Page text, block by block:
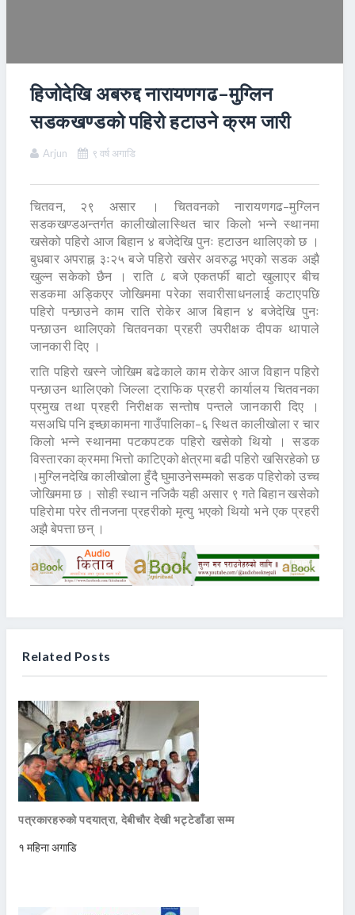
हिजोदेखि अबरुद्द नारायणगढ–मुग्लिन
सडकखण्डको पहिरो हटाउने क्रम जारी
Arjun ९ वर्ष अगाडि
चितवन, २९ असार । चितवनको नारायणगढ–मुग्लिन
सडकखण्डअन्तर्गत कालीखोलास्थित चार किलो भन्ने स्थानमा
खसेको पहिरो आज बिहान ४ बजेदेखि पुनः हटाउन थालिएको छ ।
बुधबार अपराह्न ३ः२५ बजे पहिरो खसेर अवरुद्ध भएको सडक अझै
खुल्न सकेको छैन । राति ८ बजे एकतर्फी बाटो खुलाएर बीच
सडकमा अड्किएर जोखिममा परेका सवारीसाधनलाई कटाएपछि
पहिरो पन्छाउने काम राति रोकेर आज बिहान ४ बजेदेखि पुनः
पन्छाउन थालिएको चितवनका प्रहरी उपरीक्षक दीपक थापाले
जानकारी दिए ।
राति पहिरो खस्ने जोखिम बढेकाले काम रोकेर आज विहान पहिरो
पन्छाउन थालिएको जिल्ला ट्राफिक प्रहरी कार्यालय चितवनका
प्रमुख तथा प्रहरी निरीक्षक सन्तोष पन्तले जानकारी दिए ।
यसअघि पनि इच्छाकामना गाउँपालिका–६ स्थित कालीखोला र चार
किलो भन्ने स्थानमा पटकपटक पहिरो खसेको थियो । सडक
विस्तारका क्रममा भित्तो काटिएको क्षेत्रमा बढी पहिरो खसिरहेको छ
।मुग्लिनदेखि कालीखोला हुँदै घुमाउनेसम्मको सडक पहिरोको उच्च
जोखिममा छ । सोही स्थान नजिकै यही असार ९ गते बिहान खसेको
पहिरोमा परेर तीनजना प्रहरीको मृत्यु भएको थियो भने एक प्रहरी
अझै बेपत्ता छन् ।
Related Posts
पत्रकारहरुको पदयात्रा, देबीचौर देखी भट्टेडाँडा सम्म
१ महिना अगाडि